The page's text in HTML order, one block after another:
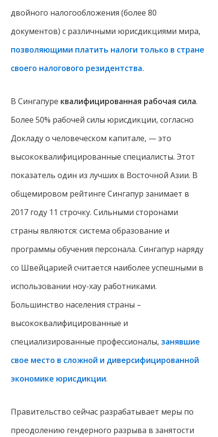
двойного налогообложения (более 80
документов) с различными юрисдикциями мира,
позволяющими платить налоги только в стране
своего налогового резидентства.
В Сингапуре квалифицированная рабочая сила.
Более 50% рабочей силы юрисдикции, согласно
Докладу о человеческом капитале, — это
высококвалифицированные специалисты. Этот
показатель один из лучших в Восточной Азии. В
общемировом рейтинге Сингапур занимает в
2017 году 11 строчку. Сильными сторонами
страны являются: система образование и
программы обучения персонала. Сингапур наряду
со Швейцарией считается наиболее успешными в
использовании ноу-хау работниками.
Большинство населения страны –
высококвалифицированные и
специализированные профессионалы,занявшие
свое место в сложной и диверсифицированной
экономике юрисдикции.
Правительство сейчас разрабатывает меры по
преодолению гендерного разрыва в занятости